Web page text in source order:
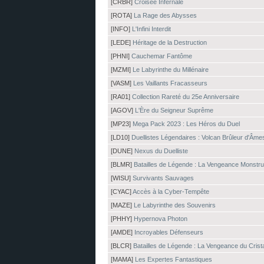
[CRBR] Croisée Infernale
[ROTA] La Rage des Abysses
[INFO] L'Infini Interdit
[LEDE] Héritage de la Destruction
[PHNI] Cauchemar Fantôme
[MZMI] Le Labyrinthe du Millénaire
[VASM] Les Vaillants Fracasseurs
[RA01] Collection Rareté du 25e Anniversaire
[AGOV] L'Ère du Seigneur Suprême
[MP23] Mega Pack 2023 : Les Héros du Duel
[LD10] Duellistes Légendaires : Volcan Brûleur
[DUNE] Nexus du Duelliste
[BLMR] Batailles de Légende : La Vengeance
[WISU] Survivants Sauvages
[CYAC]Accès à la Cyber-Tempête
[MAZE] Le Labyrinthe des Souvenirs
[PHHY] Hypernova Photon
[AMDE] Incroyables Défenseurs
[BLCR] Batailles de Légende : La Vengeance du
[MAMA] Les Expertes Fantastiques